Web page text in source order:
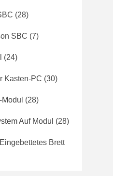
(28)
SBC (7)
(24)
Kasten-PC (30)
(28)
Auf Modul (28)
Brett